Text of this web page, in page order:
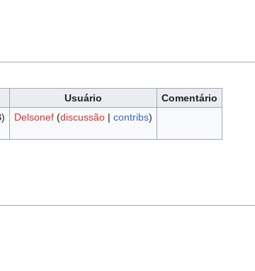
Usuário
Comentário
Delsonef (discussão| contribs)